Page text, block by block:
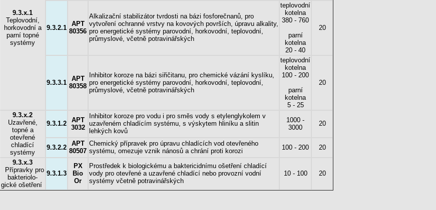
9.3.x.1
Teplovodní,
horkovodní a
parní topné
systémy
9.3.2.1
APT
80356
Alkalizační stabilizátor tvrdosti na bázi fosforečnanů, pro
vytvoření ochranné vrstvy na kovových površích, úpravu alkality,
pro energetické systémy parovodní, horkovodní, teplovodní,
průmyslové, včetně potravinářských
teplovodní
kotelna
380 - 760
parní
kotelna
20 - 40
20
9.3.3.1
APT
80358
Inhibitor koroze na bázi siřičitanu, pro chemické vázání kyslíku,
pro energetické systémy parovodní, horkovodní, teplovodní,
průmyslové, včetně potravinářských
teplovodní
kotelna
100 - 200
parní
kotelna
5 - 25
20
9.3.x.2
Uzavřené,
topné a
otevřené
chladící
systémy
9.3.1.2
APT
3032
Inhibitor koroze pro vodu i pro směs vody s etylenglykolem v
uzavřeném chladícím systému, s výskytem hliníku a slitin
lehkých kovů
1000 -
3000
20
9.3.2.2
APT
80507
Chemický přípravek pro úpravu chladících vod otevřeného
systému, omezuje vznik nánosů a chrání proti korozi
100 - 200
20
9.3.x.3
Přípravky pro
bakteriolo-
gické ošetření
9.3.1.3
PX
Bio
Or
Prostředek k biologickému a baktericidnímu ošetření chladící
vody pro otevřené a uzavřené chladící nebo provozní vodní
systémy včetně potravinářských
10 - 100 20